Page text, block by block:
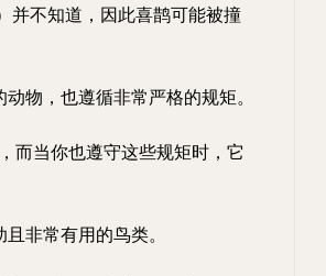
并不知道，因此喜鹊可能被撞
物，也遵循非常严格的规矩。
而当你也遵守这些规矩时，它
非常有用的鸟类。